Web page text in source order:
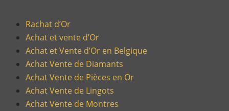
Rachat d’Or
Achat et vente d’Or
Achat et Vente d’Or en Belgique
Achat Vente de Diamants
Achat Vente de Pièces en Or
Achat Vente de Lingots
Achat Vente de Montres